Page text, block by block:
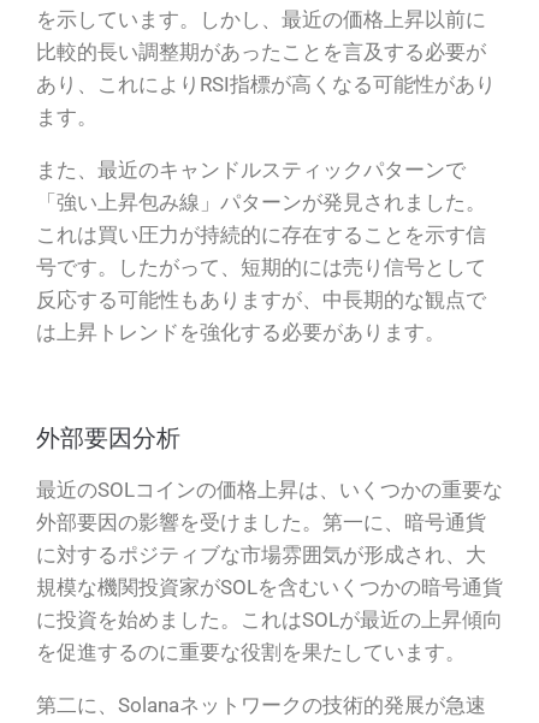
を示しています。しかし、最近の価格上昇以前に
比較的長い調整期があったことを言及する必要が
あり、これによりRSI指標が高くなる可能性があり
ます。
また、最近のキャンドルスティックパターンで
「強い上昇包み線」パターンが発見されました。
これは買い圧力が持続的に存在することを示す信
号です。したがって、短期的には売り信号として
反応する可能性もありますが、中長期的な観点で
は上昇トレンドを強化する必要があります。
外部要因分析
最近のSOLコインの価格上昇は、いくつかの重要な
外部要因の影響を受けました。第一に、暗号通貨
に対するポジティブな市場雰囲気が形成され、大
規模な機関投資家がSOLを含むいくつかの暗号通貨
に投資を始めました。これはSOLが最近の上昇傾向
を促進するのに重要な役割を果たしています。
第二に、Solanaネットワークの技術的発展が急速